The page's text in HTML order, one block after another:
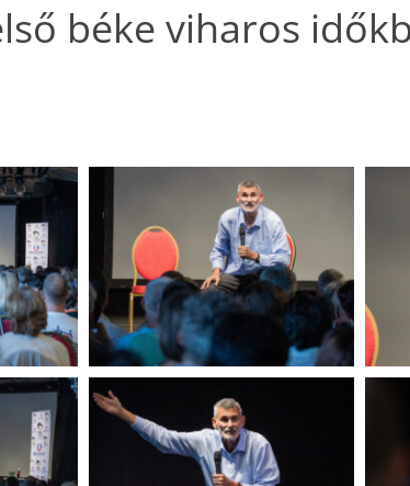
béke viharos